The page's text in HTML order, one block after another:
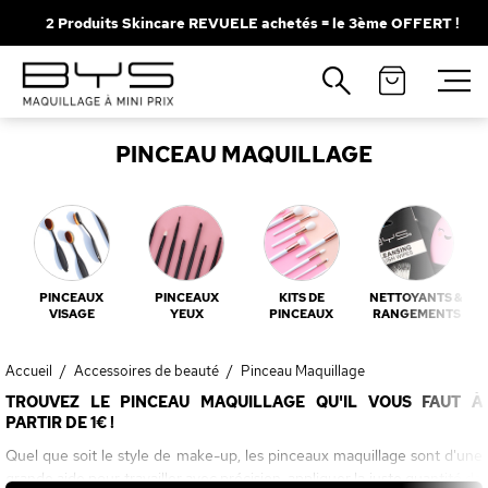
2 Produits Skincare REVUELE achetés = le 3ème OFFERT !
PINCEAU MAQUILLAGE
PINCEAUX
VISAGE
PINCEAUX
YEUX
KITS DE
PINCEAUX
NETTOYANTS &
RANGEMENTS
Accueil / Accessoires de beauté / Pinceau Maquillage
TROUVEZ LE PINCEAU MAQUILLAGE QU'IL VOUS FAUT À
PARTIR DE 1€ !
Quel que soit le style de make-up, les pinceaux maquillage sont d'une
grande aide pour travailler avec précision, appliquer la juste quantité de
Fermer
Recherches populaires
Mascara
Palette
Blush
Rouge à Lèvres